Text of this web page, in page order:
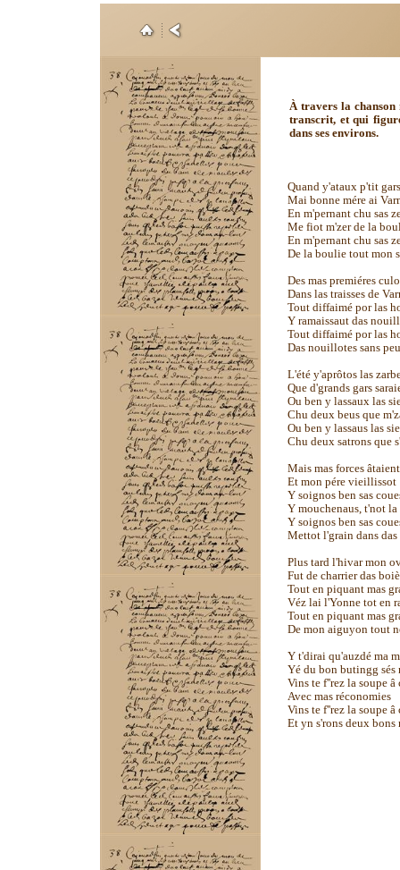
À travers la
transcrit, et qui
dans ses environs.
Quand y'ataux p'tit
Mai bonne mére ai
En m'pernant chu sas
Me fiot m'zer de la
En m'pernant chu sas
De la boulie tout mon
Des mas premiéres
Dans las traisses de
Tout diffaimé por las
Y ramaissaut das
Tout diffaimé por las
Das nouillotes sans
L'été y'aprôtos las
Que d'grands gars
Ou ben y lassaux las
Chu deux beus que
Ou ben y lassaus las
Chu deux satrons que
Mais mas forces
Et mon pére vieillissot
Y soignos ben sas
Y mouchenaus, t'not la
Y soignos ben sas
Mettot l'grain dans das
Plus tard l'hivar mon
Fut de charrier das
Tout en piquant mas
Véz lai l'Yonne tot en
Tout en piquant mas
De mon aiguyon tout
Y t'dirai qu'auzdé ma
Yé du bon butingg sés
Vins te f''rez la soupe â
Avec mas réconomies
Vins te f''rez la soupe â
Et yn s'rons deux bons